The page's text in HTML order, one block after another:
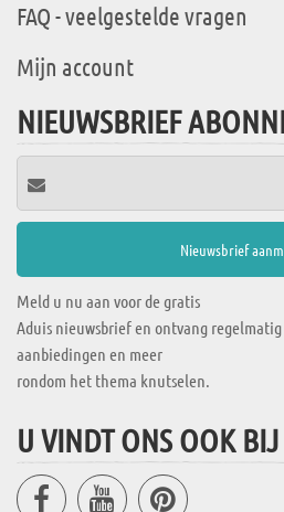
FAQ - veelgestelde vragen
Mijn account
NIEUWSBRIEF
Meld u nu aan voor de gratis
Aduis nieuwsbrief en ontvang
aanbiedingen en meer
rondom het thema knutselen.
U VINDT ONS OOK BIJ